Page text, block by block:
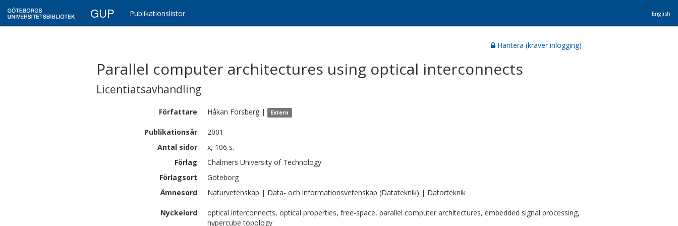
GUP Publikationslistor English
Hantera (kräver inlogging)
Parallel computer architectures using optical interconnects
Licentiatsavhandling
Författare Håkan Forsberg | Extern
Publikationsår
2001
Antal sidor
x, 106 s.
Förlag
Chalmers University of Technology
Förlagsort
Göteborg
Ämnesord
Naturvetenskap | Data- och informationsvetenskap (Datateknik) | Datorteknik
Nyckelord
optical interconnects, optical properties, free-space, parallel computer architectures, embedded signal processing,
hypercube topology